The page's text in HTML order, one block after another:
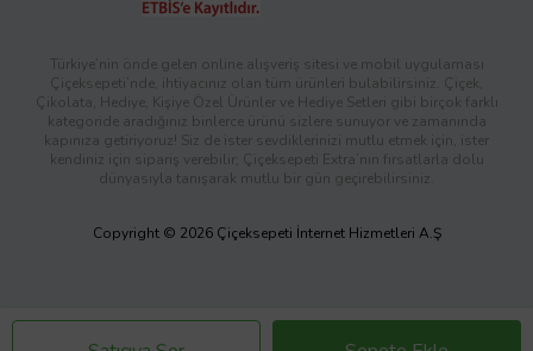
Türkiye’nin önde gelen online alışveriş sitesi ve mobil uygulaması
Çiçeksepeti’nde, ihtiyacınız olan tüm ürünleri bulabilirsiniz. Çiçek,
Çikolata, Hediye, Kişiye Özel Ürünler ve Hediye Setleri gibi birçok farklı
kategoride aradığınız binlerce ürünü sizlere sunuyor ve zamanında
kapınıza getiriyoruz! Siz de ister sevdiklerinizi mutlu etmek için, ister
kendiniz için sipariş verebilir; Çiçeksepeti Extra’nın fırsatlarla dolu
dünyasıyla tanışarak mutlu bir gün geçirebilirsiniz.
Copyright © 2026 Çiçeksepeti İnternet Hizmetleri A.Ş